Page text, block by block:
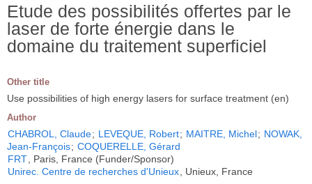
Etude des possibilités offertes par le
laser de forte énergie dans le
domaine du traitement superficiel
Other title
Use possibilities of high energy lasers for surface treatment (en)
Author
CHABROL, Claude; LEVEQUE, Robert; MAITRE, Michel; NOWAK,
Jean-François; COQUERELLE, Gérard
FRT , Paris, France (Funder/Sponsor)
Unirec. Centre de recherches d'Unieux , Unieux, France